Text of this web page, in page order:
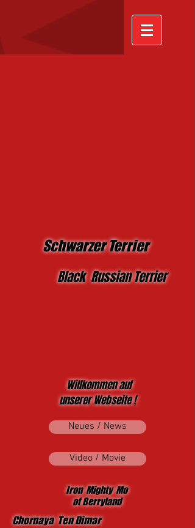
Schwarzer Terrier
Black Russian Terrier
Willkommen auf
unserer Webseite !
Neues / News
Video / Movie
Iron Mighty Mo
of Berryland
Chornaya Ten Dimar